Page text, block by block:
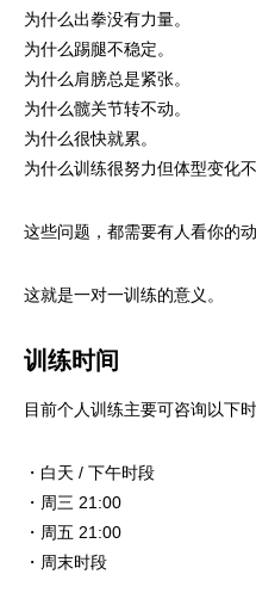
为什么出拳没有力量。
为什么踢腿不稳定。
为什么肩膀总是紧张。
为什么髋关节转不动。
为什么很快就累。
为什么训练很努力但体型变化不
这些问题，都需要有人看你的
这就是一对一训练的意义。
训练时间
目前个人训练主要可咨询以下时
・白天 / 下午时段
・周三 21:00
・周五 21:00
・周末时段